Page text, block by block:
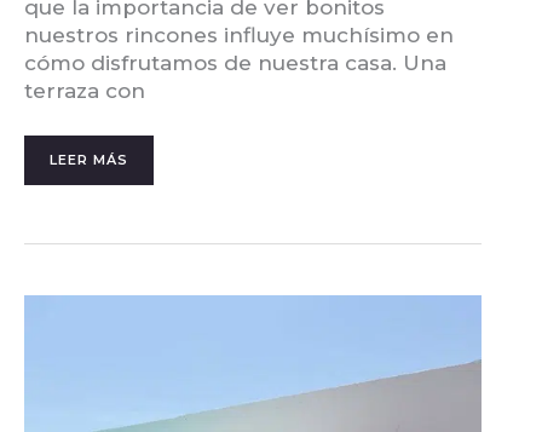
que la importancia de ver bonitos
nuestros rincones influye muchísimo en
cómo disfrutamos de nuestra casa. Una
terraza con
LEER MÁS
PINTAR